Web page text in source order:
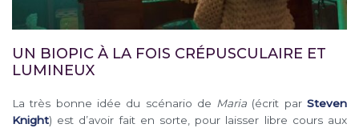
UN BIOPIC À LA FOIS CRÉPUSCULAIRE ET
LUMINEUX
La très bonne idée du scénario de Maria (écrit parSteven
Knight) est d’avoir fait en sorte, pour laisser libre cours aux